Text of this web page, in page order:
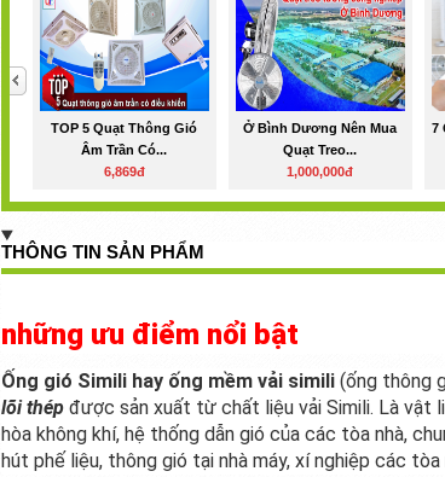
TOP 5 Quạt Thông Gió
Âm Trần Có...
6,869đ
Ở Bình Dương Nên Mua
Quạt Treo...
1,000,000đ
7
THÔNG TIN SẢN PHẨM
những ưu điểm nổi bật
Ống gió Simili hay ống mềm vải simili (ống thông
lõi thépđược sản xuất từ chất liệu vải Simili. Là vật
hòa không khí, hệ thống dẫn gió của các tòa nhà,
hút phế liệu, thông gió tại nhà máy, xí nghiệp các tòa